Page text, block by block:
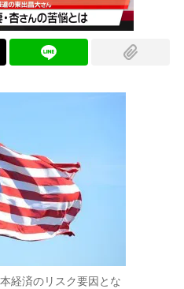
経済のリスク要因とな